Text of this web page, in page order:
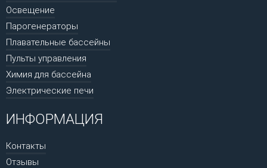
Освещение
Парогенераторы
Плавательные бассейны
Пульты управления
Химия для бассейна
Электрические печи
ИНФОРМАЦИЯ
Контакты
Отзывы